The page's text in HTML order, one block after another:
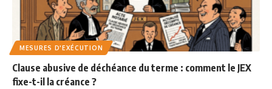
MESURES D'EXÉCUTION
Clause abusive de déchéance du terme : comment le JEX
fixe-t-il la créance ?